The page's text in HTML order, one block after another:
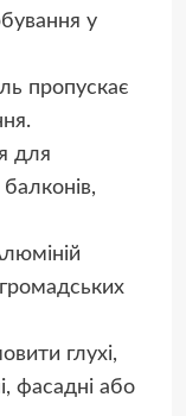
у
пропускає
для
глухі,
фасадні або